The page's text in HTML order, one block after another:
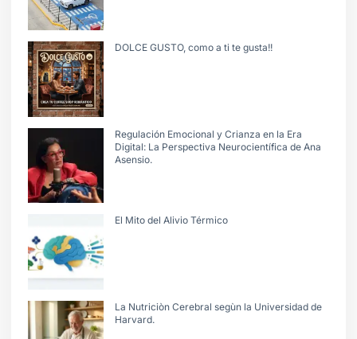
DOLCE GUSTO, como a ti te gusta!!
Regulación Emocional y Crianza en la Era
Digital: La Perspectiva Neurocientífica de Ana
Asensio.
El Mito del Alivio Térmico
La Nutriciòn Cerebral segùn la Universidad de
Harvard.